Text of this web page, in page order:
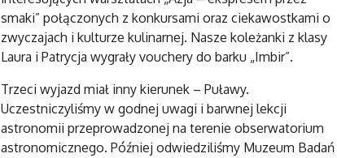
smaki” połączonych z konkursami oraz ciekawostkami o
zwyczajach i kulturze kulinarnej. Nasze koleżanki z klasy
Laura i Patrycja wygrały vouchery do barku „Imbir”.
Trzeci wyjazd miał inny kierunek – Puławy.
Uczestniczyliśmy w godnej uwagi i barwnej lekcji
astronomii przeprowadzonej na terenie obserwatorium
astronomicznego. Później odwiedziliśmy Muzeum Badań